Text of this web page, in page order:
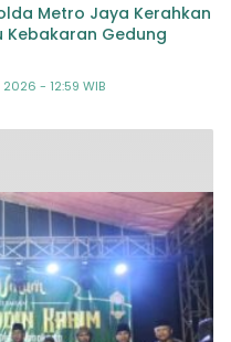
Metro Jaya Kerahkan
Kebakaran Gedung
- 12:59 WIB